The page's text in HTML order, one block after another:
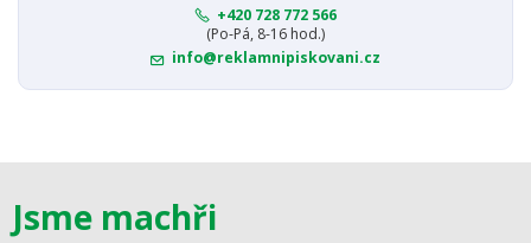
+420 728 772 566
(Po-Pá, 8-16 hod.)
info@reklamnipiskovani.cz
Jsme machři